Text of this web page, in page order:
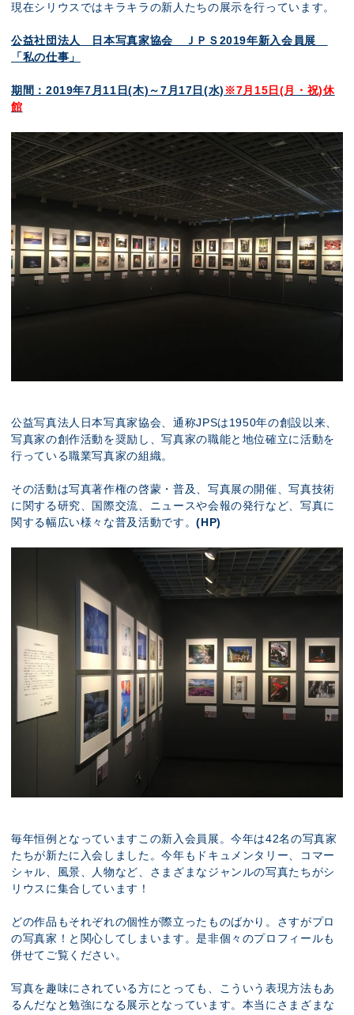
現在シリウスではキラキラの新人たちの展示を行っています。
公益社団法人 日本写真家協会 ＪＰＳ2019年新入会員展
「私の仕事」
期間：2019年7月11日(木)～7月17日(水) ※7月15日(月・祝)休
館
公益写真法人日本写真家協会、通称JPSは1950年の創設以来、
写真家の創作活動を奨励し、写真家の職能と地位確立に活動を
行っている職業写真家の組織。
その活動は写真著作権の啓蒙・普及、写真展の開催、写真技術
に関する研究、国際交流、ニュースや会報の発行など、写真に
関する幅広い様々な普及活動です。(HP)
毎年恒例となっていますこの新入会員展。今年は42名の写真家
たちが新たに入会しました。今年もドキュメンタリー、コマー
シャル、風景、人物など、さまざまなジャンルの写真たちがシ
リウスに集合しています！
どの作品もそれぞれの個性が際立ったものばかり。さすがプロ
の写真家！と関心してしまいます。是非個々のプロフィールも
併せてご覧ください。
写真を趣味にされている方にとっても、こういう表現方法もあ
るんだなと勉強になる展示となっています。本当にさまざまな